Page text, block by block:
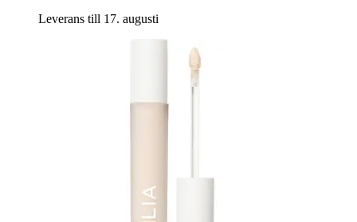
Leverans till 17. augusti